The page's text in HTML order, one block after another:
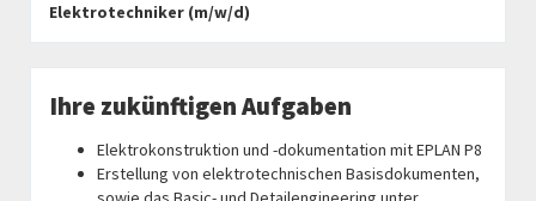
Elektrotechniker (m/w/d)
Ihre zukünftigen Aufgaben
Elektrokonstruktion und -dokumentation mit EPLAN P8
Erstellung von elektrotechnischen Basisdokumenten,